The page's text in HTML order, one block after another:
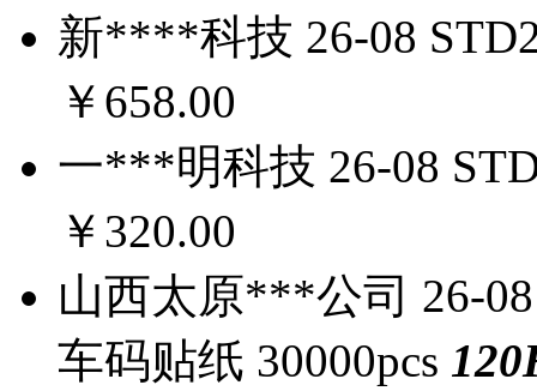
新****科技 26-08
￥658.00
一***明科技 26-08
￥320.00
山西太原***公司 26-08
车码贴纸 30000pcs 120